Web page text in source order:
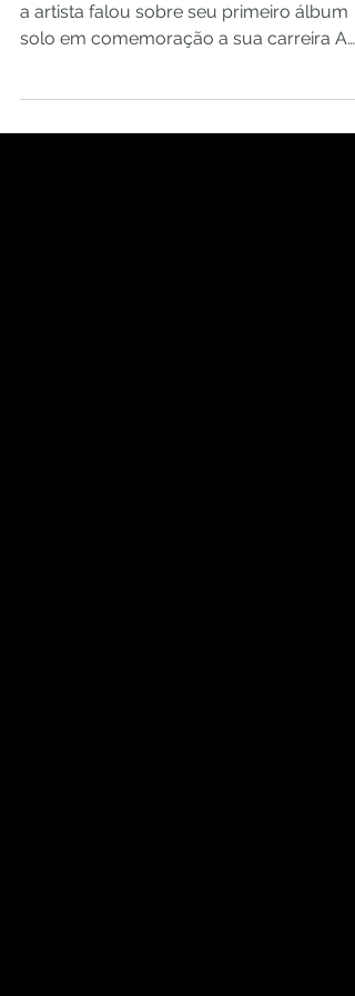
a artista falou sobre seu primeiro álbum
solo em comemoração a sua carreira A